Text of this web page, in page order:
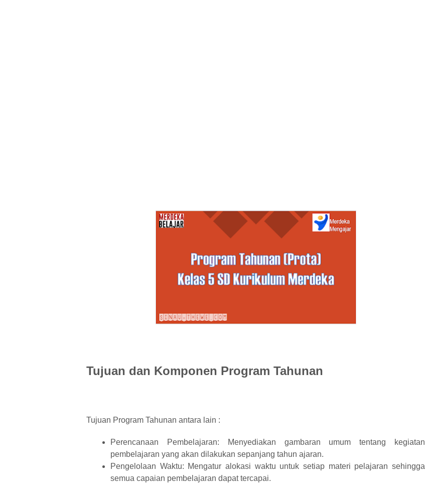
Tujuan dan Komponen Program Tahunan
Tujuan Program Tahunan antara lain :
Perencanaan Pembelajaran: Menyediakan gambaran umum tentang kegiatan
pembelajaran yang akan dilakukan sepanjang tahun ajaran.
Pengelolaan Waktu: Mengatur alokasi waktu untuk setiap materi pelajaran sehingga
semua capaian pembelajaran dapat tercapai.